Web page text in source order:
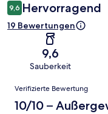
9,6 Hervorragend
19 Bewertungen
9,6
Sauberkeit
Bewertungen
Verifizierte Bewertung
10/10 –